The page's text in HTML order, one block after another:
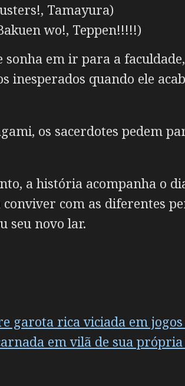
Tamayura)
wo!, Teppen!!!!!)
em ir para a
inesperados quando ele
os sacerdotes pedem
a história acompanha o
com as diferentes
seu novo lar.
garota rica viciada em
em vilã de sua